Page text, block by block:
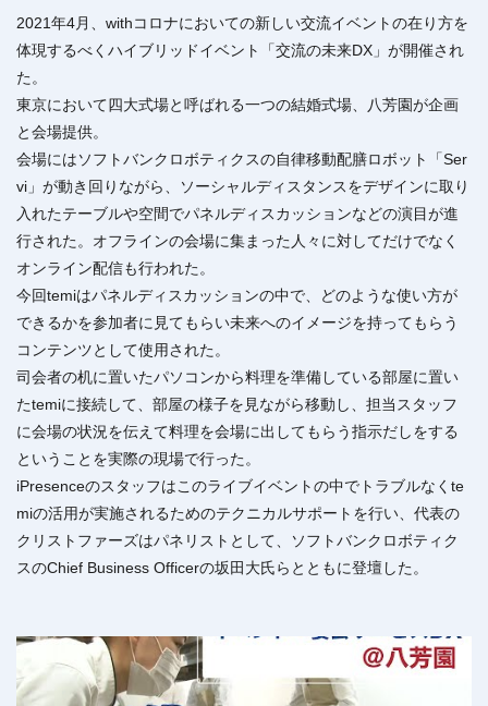
2021年4月、withコロナにおいての新しい交流イベントの在り方を
体現するべくハイブリッドイベント「交流の未来DX」が開催され
た。
東京において四大式場と呼ばれる一つの結婚式場、八芳園が企画
と会場提供。
会場にはソフトバンクロボティクスの自律移動配膳ロボット「Ser
vi」が動き回りながら、ソーシャルディスタンスをデザインに取り
入れたテーブルや空間でパネルディスカッションなどの演目が進
行された。オフラインの会場に集まった人々に対してだけでなく
オンライン配信も行われた。
今回temiはパネルディスカッションの中で、どのような使い方が
できるかを参加者に見てもらい未来へのイメージを持ってもらう
コンテンツとして使用された。
司会者の机に置いたパソコンから料理を準備している部屋に置い
たtemiに接続して、部屋の様子を見ながら移動し、担当スタッフ
に会場の状況を伝えて料理を会場に出してもらう指示だしをする
ということを実際の現場で行った。
iPresenceのスタッフはこのライブイベントの中でトラブルなくte
miの活用が実施されるためのテクニカルサポートを行い、代表の
クリストファーズはパネリストとして、ソフトバンクロボティク
スのChief Business Officerの坂田大氏らとともに登壇した。